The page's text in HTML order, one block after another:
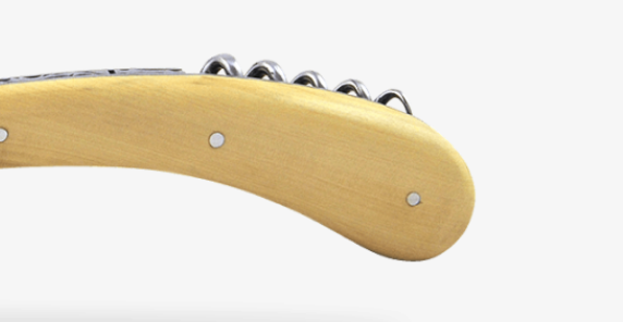
Capuchadou® 12 cm
À partir de 204,00 €